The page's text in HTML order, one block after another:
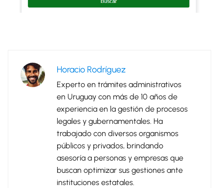
Horacio Rodríguez
Experto en trámites administrativos
en Uruguay con más de 10 años de
experiencia en la gestión de procesos
legales y gubernamentales. Ha
trabajado con diversos organismos
públicos y privados, brindando
asesoría a personas y empresas que
buscan optimizar sus gestiones ante
instituciones estatales.